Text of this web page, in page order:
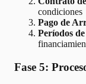
condiciones
Pago de
Períodos
Fase 5: